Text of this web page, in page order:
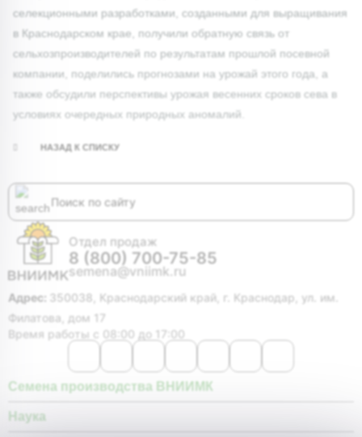
селекционными разработками, созданными для выращивания
в Краснодарском крае, получили обратную связь от
сельхозпроизводителей по результатам прошлой посевной
компании, поделились прогнозами на урожай этого года, а
также обсудили перспективы урожая весенних сроков сева в
условиях очередных природных аномалий.
НАЗАД К СПИСКУ
Отдел продаж
8 (800) 700-75-85
semena@vniimk.ru
Адрес: 350038, Краснодарский край, г. Краснодар, ул. им.
Филатова, дом 17
Время работы с 08:00 до 17:00
Семена производства ВНИИМК
Наука